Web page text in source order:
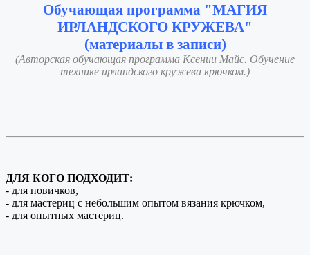
Обучающая программа "МАГИЯ
ИРЛАНДСКОГО КРУЖЕВА"
(материалы в записи)
(Авторская обучающая программа Ксении Майс. Обучение
технике ирландского кружева крючком.)
ДЛЯ КОГО ПОДХОДИТ:
- для новичков,
- для мастериц с небольшим опытом вязания крючком,
- для опытных мастериц.